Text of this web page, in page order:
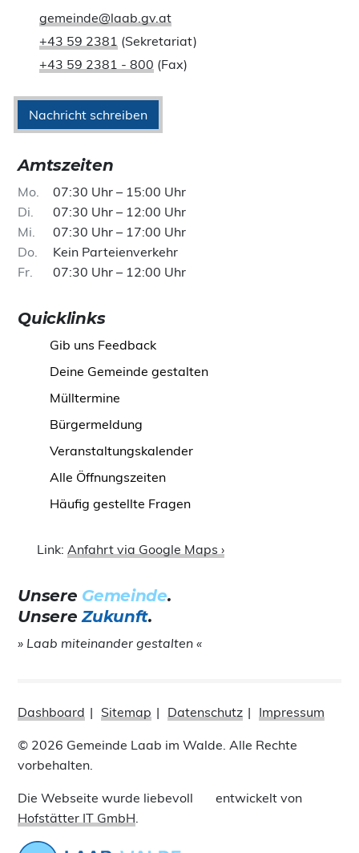
gemeinde@laab.gv.at
+43 59 2381 (Sekretariat)
+43 59 2381 - 800 (Fax)
Nachricht schreiben
Amtszeiten
Mo
07:30 Uhr – 15:00 Uhr
Di
07:30 Uhr – 12:00 Uhr
Mi
07:30 Uhr – 17:00 Uhr
Do
Kein Parteienverkehr
Fr
07:30 Uhr – 12:00 Uhr
Quicklinks
Gib uns Feedback
Deine Gemeinde gestalten
Mülltermine
Bürgermeldung
Veranstaltungskalender
Alle Öffnungszeiten
Häufig gestellte Fragen
Link: Anfahrt via Google Maps ›
Unsere Gemeinde.
UnsereZukunft.
» Laab miteinander gestalten «
Dashboard Sitemap Datenschutz Impressum
© 2026 Gemeinde Laab im Walde. Alle Rechte
vorbehalten.
Die Webseite wurde liebevoll
entwickelt von
Hofstätter IT GmbH